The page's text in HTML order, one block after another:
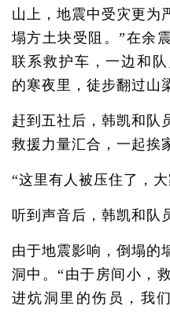
山上，地震中受灾更为
塌方土块受阻。”在余
联系救护车，一边和
的寒夜里，徒步翻过山
赶到五社后，韩凯和队
救援力量汇合，一起挨
“这里有人被压住了，
听到声音后，韩凯和队
由于地震影响，倒塌的
洞中。“由于房间小，
进炕洞里的伤员，我